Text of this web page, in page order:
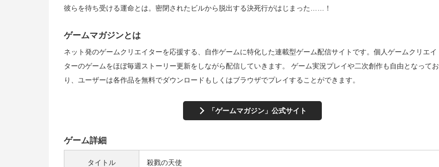
彼らを待ち受ける運命とは。密閉されたビルから脱出する決死行がはじまった……！
ゲームマガジンとは
ネット発のゲームクリエイターを応援する、自作ゲームに特化した連載型ゲーム配信サイトです。個人ゲームクリエイ
ターのゲームをほぼ毎週ストーリー更新をしながら配信していきます。 ゲーム実況プレイや二次創作も自由となってお
り、ユーザーは各作品を無料でダウンロードもしくはブラウザでプレイすることができます。
「ゲームマガジン」公式サイト
ゲーム詳細
タイトル 殺戮の天使